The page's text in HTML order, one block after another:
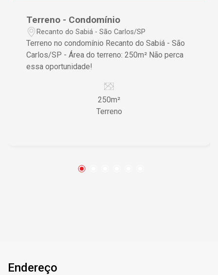
Terreno - Condomínio
Recanto do Sabiá - São Carlos/SP
Terreno no condomínio Recanto do Sabiá - São
Carlos/SP - Área do terreno: 250m² Não perca
essa oportunidade!
250m²
Terreno
Endereço